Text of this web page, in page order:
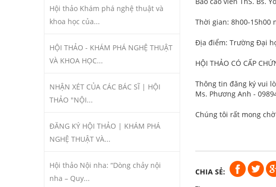
Hội thảo Khám phá nghệ thuật và
khoa học của...
HỘI THẢO - KHÁM PHÁ NGHỆ THUẬT
VÀ KHOA HỌC...
NHẬN XÉT CỦA CÁC BÁC SĨ | HỘI
THẢO "NỘI...
ĐĂNG KÝ HỘI THẢO | KHÁM PHÁ
NGHỆ THUẬT VÀ...
Hội thảo Nội nha: “Dòng chảy nội
nha – Quy...
Thời gian: 8h00-15h00
Địa điểm: Trường Đại
HỘI THẢO CÓ CẤP
Thông tin đăng ký vui
Ms. Phương Anh -
Chúng tôi rất mong
CHIA SẺ: